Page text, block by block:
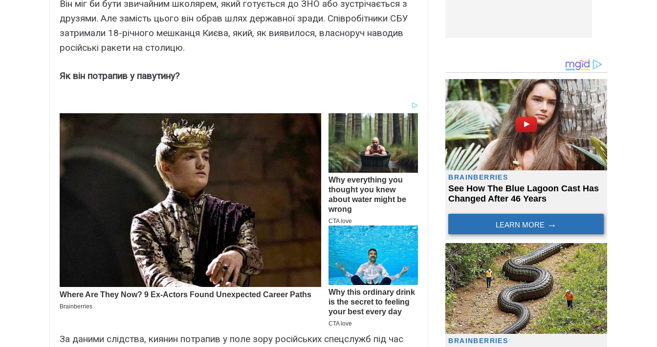
Він міг би бути звичайним школярем, який готується до ЗНО або зустрічається з
друзями. Але замість цього він обрав шлях державної зради. Співробітники СБУ
затримали 18-річного мешканця Києва, який, як виявилося, власноруч наводив
російські ракети на столицю.
Як він потрапив у павутину?
За даними слідства, киянин потрапив у поле зору російських спецслужб під час